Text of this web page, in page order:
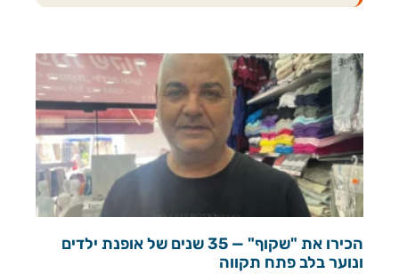
הכירו את "שקוף" — 35 שנים של אופנת ילדים
ונוער בלב פתח תקווה